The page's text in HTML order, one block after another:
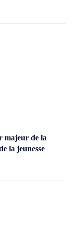
majeur de la
la jeunesse